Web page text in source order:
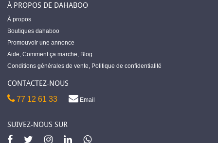
À PROPOS DE DAHABOO
À propos
Boutiques dahaboo
Promouvoir une annonce
Aide, Comment ça marche, Blog
Conditions générales de vente, Politique de confidentialité
CONTACTEZ-NOUS
77 12 61 33 Email
SUIVEZ-NOUS SUR